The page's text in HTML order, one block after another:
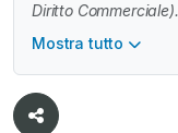
Diritto Commerciale).
Mostra tutto